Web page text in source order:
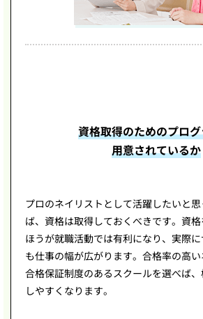
資格取得のためのプロ
用意されているか
プロのネイリストとして活躍したいと
ば、資格は取得しておくべきです。資
ほうが就職活動では有利になり、実際
も仕事の幅が広がります。合格率の高
合格保証制度のあるスクールを選べば
しやすくなります。